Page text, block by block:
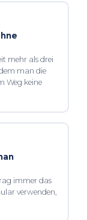
mehr als drei
man die
Weg keine
immer das
verwenden,